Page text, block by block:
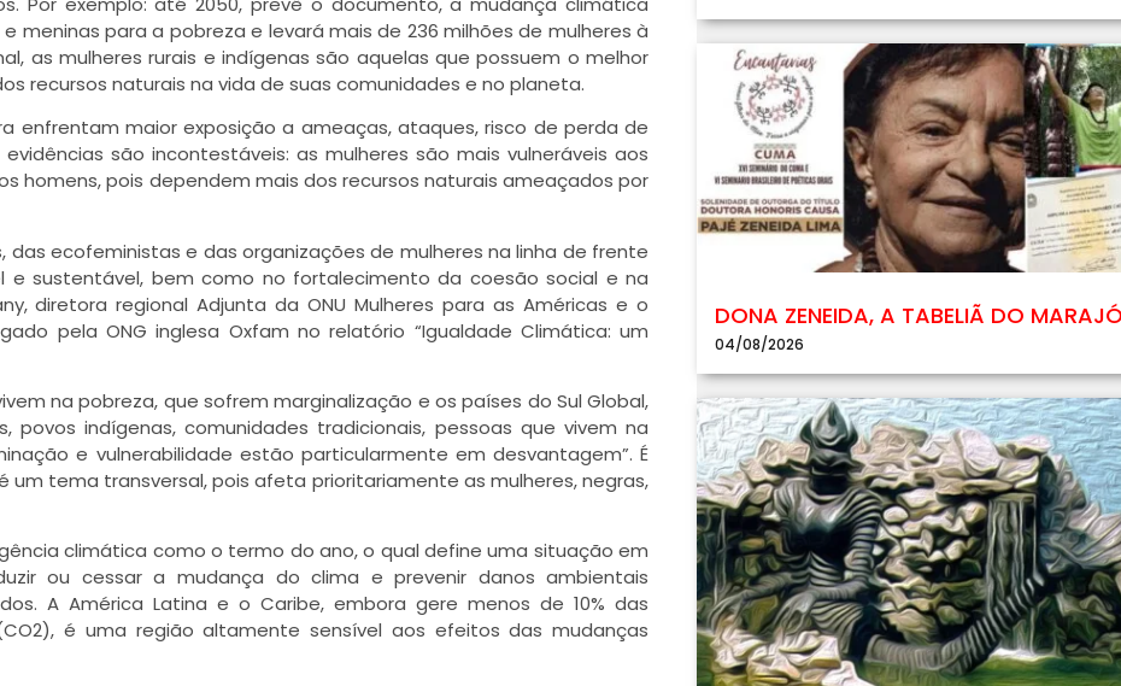
meninas para a pobreza e levará mais de 236 milhões de mulheres à
as mulheres rurais e indígenas são aquelas que possuem o melhor
recursos naturais na vida de suas comunidades e no planeta.
enfrentam maior exposição a ameaças, ataques, risco de perda de
são incontestáveis: as mulheres são mais vulneráveis aos
homens, pois dependem mais dos recursos naturais ameaçados por
das ecofeministas e das organizações de mulheres na linha de frente
sustentável, bem como no fortalecimento da coesão social e na
diretora regional Adjunta da ONU Mulheres para as Américas e o
pela ONG inglesa Oxfam no relatório “Igualdade Climática: um
na pobreza, que sofrem marginalização e os países do Sul Global,
povos indígenas, comunidades tradicionais, pessoas que vivem na
e vulnerabilidade estão particularmente em desvantagem”. É
tema transversal, pois afeta prioritariamente as mulheres, negras,
climática como o termo do ano, o qual define uma situação em
ou cessar a mudança do clima e prevenir danos ambientais
A América Latina e o Caribe, embora gere menos de 10% das
é uma região altamente sensível aos efeitos das mudanças
DONA ZENEIDA, A TABELIÃ DO
04/08/2026